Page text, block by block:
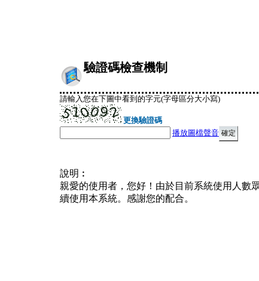
驗證碼檢查機制
請輸入您在下圖中看到的字元(字母區分大小寫)
更換驗證碼
播放圖檔聲音
說明︰
親愛的使用者，您好！由於目前系統使用人數
續使用本系統。感謝您的配合。